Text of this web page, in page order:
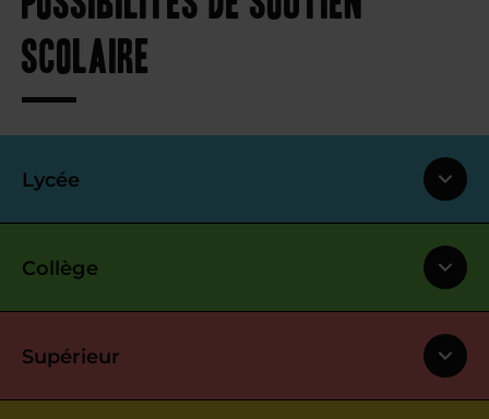
scolaire
Lycée
Collège
Supérieur